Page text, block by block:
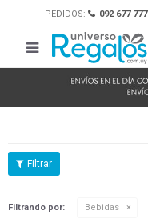
PEDIDOS: 092 677 777

Filtrando por: Bebidas